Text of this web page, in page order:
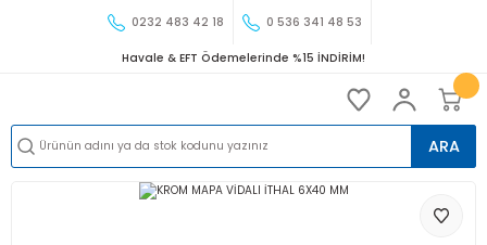
0232 483 42 18 0 536 341 48 53
Havale & EFT Ödemelerinde %15 İNDİRİM!
ARA